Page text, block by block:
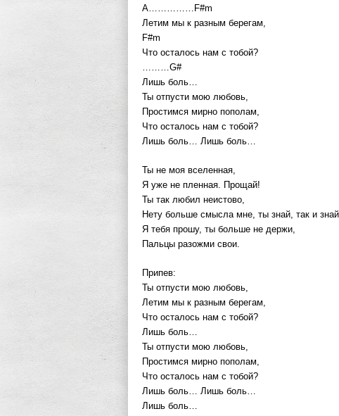
A……………F#m
Летим мы к разным берегам,
F#m
Что осталось нам с тобой?
………G#
Лишь боль…
Ты отпусти мою любовь,
Простимся мирно пополам,
Что осталось нам с тобой?
Лишь боль… Лишь боль…
Ты не моя вселенная,
Я уже не пленная. Прощай!
Ты так любил неистово,
Нету больше смысла мне, ты знай, так и
Я тебя прошу, ты больше не держи,
Пальцы разожми свои.
Припев:
Ты отпусти мою любовь,
Летим мы к разным берегам,
Что осталось нам с тобой?
Лишь боль…
Ты отпусти мою любовь,
Простимся мирно пополам,
Что осталось нам с тобой?
Лишь боль… Лишь боль…
Лишь боль…